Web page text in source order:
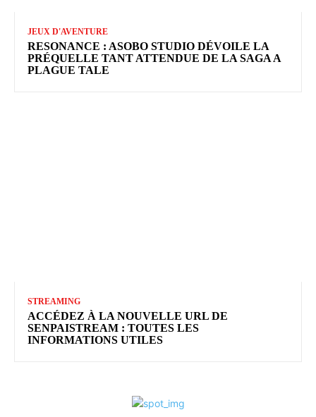
JEUX D'AVENTURE
RESONANCE : ASOBO STUDIO DÉVOILE LA
PRÉQUELLE TANT ATTENDUE DE LA SAGA A
PLAGUE TALE
STREAMING
ACCÉDEZ À LA NOUVELLE URL DE
SENPAISTREAM : TOUTES LES
INFORMATIONS UTILES